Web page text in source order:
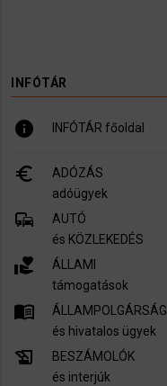
INFÓTÁR
info INFÓTÁR főoldal
euro_symbol
ADÓZÁS
adóügyek
commute
AUTÓ
és KÖZLEKEDÉS
volunteer_activism
ÁLLAMI
támogatások
menu_book
ÁLLAMPOLGÁRSÁG
és hivatalos ügyek
history_edu
BESZÁMOLÓK
és interjúk